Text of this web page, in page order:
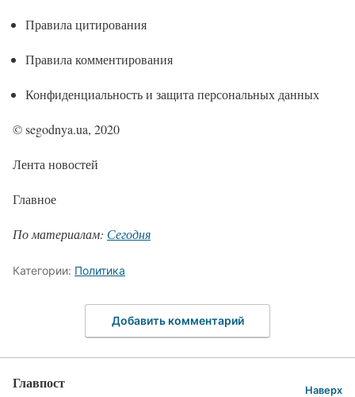
Правила цитирования
Правила комментирования
Конфиденциальность и защита персональных данных
© segodnya.ua, 2020
Лента новостей
Главное
По материалам: Сегодня
Категории: Политика
Добавить комментарий
Главпост Наверх